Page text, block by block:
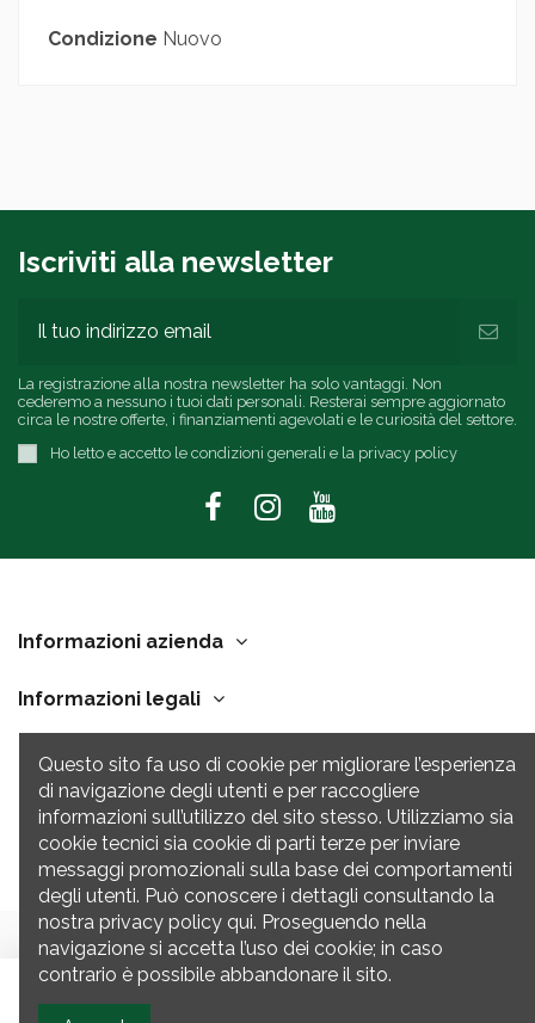
Condizione Nuovo
Iscriviti alla newsletter
La registrazione alla nostra newsletter ha solo vantaggi. Non
cederemo a nessuno i tuoi dati personali. Resterai sempre aggiornato
circa le nostre offerte, i finanziamenti agevolati e le curiosità del settore.
Ho letto e accetto le condizioni generali e la privacy policy
Informazioni azienda
Informazioni legali
Link Utili
Contatti
Questo sito fa uso di cookie per migliorare l’esperienza
di navigazione degli utenti e per raccogliere
informazioni sull’utilizzo del sito stesso. Utilizziamo sia
cookie tecnici sia cookie di parti terze per inviare
messaggi promozionali sulla base dei comportamenti
degli utenti. Può conoscere i dettagli consultando la
nostra privacy policy qui. Proseguendo nella
navigazione si accetta l’uso dei cookie; in caso
contrario è possibile abbandonare il sito.